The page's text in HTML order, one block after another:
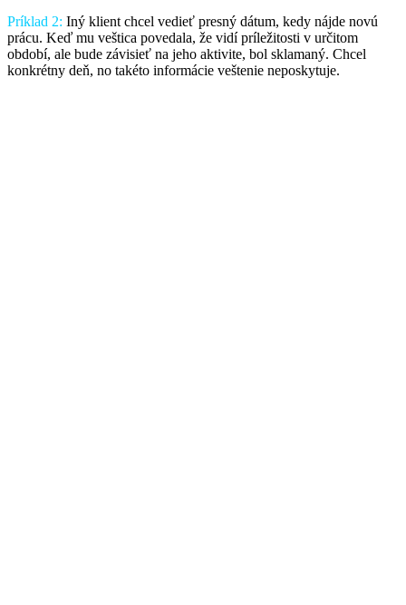
Príklad 2: Iný klient chcel vedieť presný dátum, kedy nájde novú
prácu. Keď mu veštica povedala, že vidí príležitosti v určitom
období, ale bude závisieť na jeho aktivite, bol sklamaný. Chcel
konkrétny deň, no takéto informácie veštenie neposkytuje.